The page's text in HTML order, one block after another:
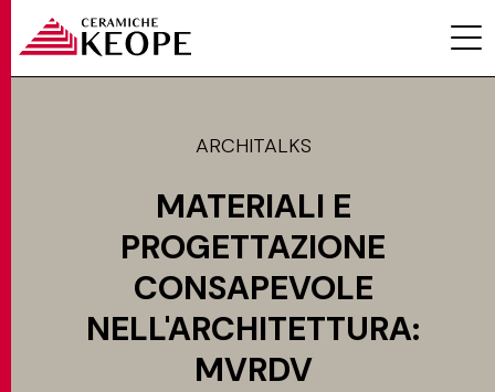
ARCHITALKS
MATERIALI E
PROGETTAZIONE
CONSAPEVOLE
NELL'ARCHITETTURA:
MVRDV